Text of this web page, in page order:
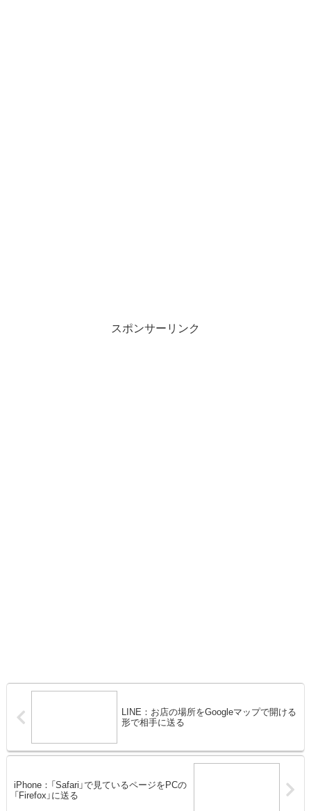
スポンサーリンク
LINE：お店の場所をGoogleマップで開ける
形で相手に送る
iPhone：「Safari」で見ているページをPCの
「Firefox」に送る